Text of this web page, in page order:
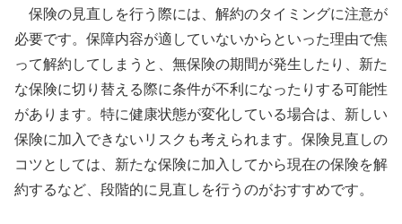
保険の見直しを行う際には、解約のタイミングに注意が
必要です。保障内容が適していないからといった理由で焦
って解約してしまうと、無保険の期間が発生したり、新た
な保険に切り替える際に条件が不利になったりする可能性
があります。特に健康状態が変化している場合は、新しい
保険に加入できないリスクも考えられます。保険見直しの
コツとしては、新たな保険に加入してから現在の保険を解
約するなど、段階的に見直しを行うのがおすすめです。